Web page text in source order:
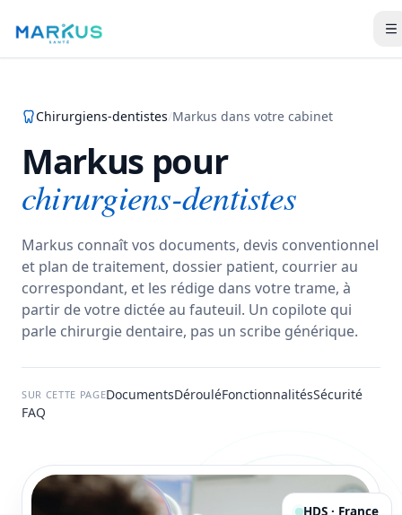
Chirurgiens-dentistes/Markus dans votre cabinet
Markus pour
chirurgiens-dentistes
Markus connaît vos documents, devis conventionnel
et plan de traitement, dossier patient, courrier au
correspondant, et les rédige dans votre trame, à
partir de votre dictée au fauteuil. Un copilote qui
parle chirurgie dentaire, pas un scribe générique.
SUR CETTE PAGEDocumentsDérouléFonctionnalitésSécurité
FAQ
HDS · France